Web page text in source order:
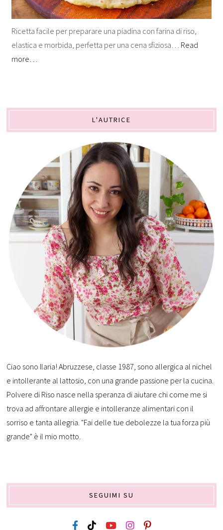
Ricetta facile per preparare una piadina con farina di riso,
elastica e morbida, perfetta per una cena sfiziosa… Read
more…
L'AUTRICE
Ciao sono Ilaria! Abruzzese, classe 1987, sono allergica al nichel
e intollerante al lattosio, con una grande passione per la cucina.
Polvere di Riso nasce nella speranza di aiutare chi come me si
trova ad affrontare allergie e intolleranze alimentari con il
sorriso e tanta allegria. "Fai delle tue debolezze la tua forza più
grande" è il mio motto.
SEGUIMI SU